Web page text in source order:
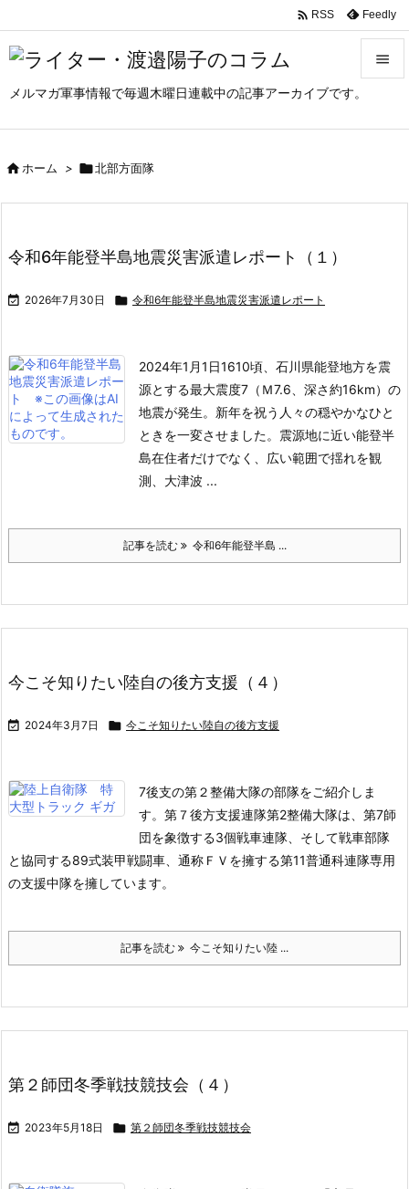
メルマガ軍事情報で毎週木曜日連載中の記事アーカイブです。

 RSS Feedly
ホーム > 北部方面隊
令和6年能登半島地震災害派遣レポート（１）
 2026年7月30日  令和6年能登半島地震災害派遣レポート
2024年1月1日1610頃、石川県能登地方を震
源とする最大震度7（Ｍ7.6、深さ約16km）の
地震が発生。新年を祝う人々の穏やかなひと
ときを一変させました。 震源地に近い能登半
島在住者だけでなく、広い範囲で揺れを観
測、大津波 ...
記事を読む 令和6年能登半島 ...
今こそ知りたい陸自の後方支援（４）
 2024年3月7日  今こそ知りたい陸自の後方支援
7後支の第２整備大隊の部隊をご紹介しま
す。 第７後方支援連隊第2整備大隊は、第7師
団を象徴する3個戦車連隊、そして戦車部隊
と協同する89式装甲戦闘車、通称ＦＶを擁する第11普通科連隊専用
の支援中隊を擁しています。
記事を読む 今こそ知りたい陸 ...
第２師団冬季戦技競技会（４）
 2023年5月18日  第２師団冬季戦技競技会